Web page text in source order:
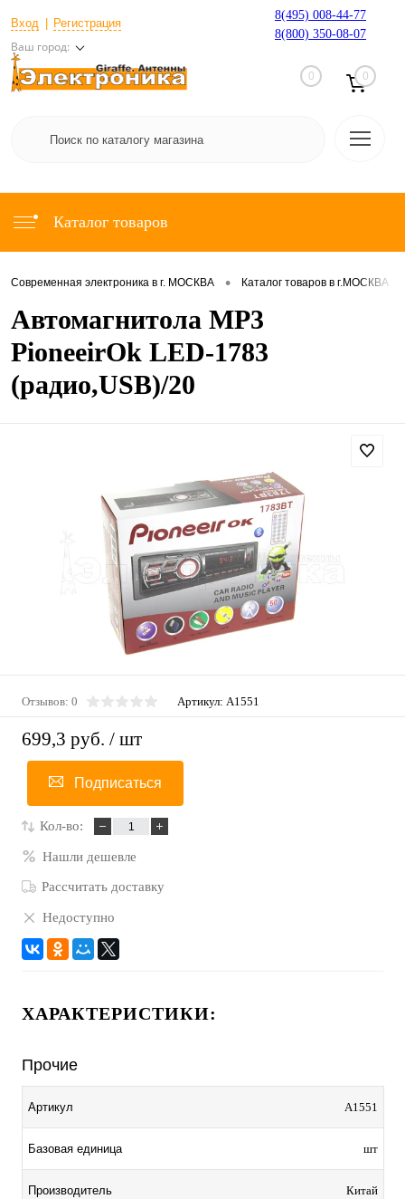
Вход Регистрация
Ваш город:
8(495) 008-44-77
8(800) 350-08-07
0 0
Каталог товаров
Современная электроника в г. МОСКВА • Каталог товаров в г.МОСКВА
Автомагнитола MP3
PioneeirOk LED-1783
(радио,USB)/20
Отзывов: 0 Артикул: A1551
699,3 руб. / шт
Подписаться
Кол-во:
Нашли дешевле
Рассчитать доставку
Недоступно
ХАРАКТЕРИСТИКИ:
Прочие
Артикул A1551
Базовая единица шт
Производитель Китай